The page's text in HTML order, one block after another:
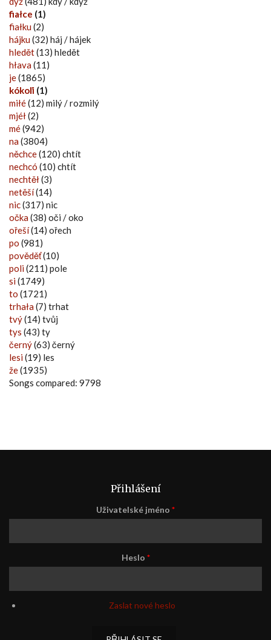
fiałce (1)
fiałku(2)
hájku(32) háj / hájek
hledět(13) hledět
hłava(11)
je(1865)
kókoľi (1)
miłé(12) milý / rozmilý
mjéł(2)
mé(942)
na(3804)
něchce(120) chtít
nechcó (10) chtít
nechtěł(3)
netěší(14)
nic(317) nic
očka(38) oči / oko
ořeší(14) ořech
po (981)
pověděť(10)
poli(211) pole
si(1749)
to (1721)
trhała(7) trhat
tvý(14) tvůj
tys (43) ty
černý(63) černý
lesi(19) les
že(1935)
Songs compared: 9798
Přihlášení
Uživatelské jméno *
Heslo *
Zaslat nové heslo